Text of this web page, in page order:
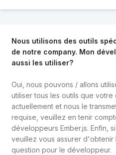
Nous utilisons des outils
de notre company. Mon
aussi les utiliser?
Oui, nous pouvons / allons
utiliser tous les outils que votre
actuellement et nous le
requise, veuillez en tenir
développeurs Ember.js. Enfin,
veuillez vous assurer
question pour le développeur.